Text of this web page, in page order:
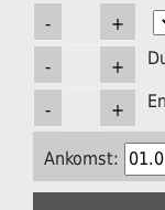
Ankomst: